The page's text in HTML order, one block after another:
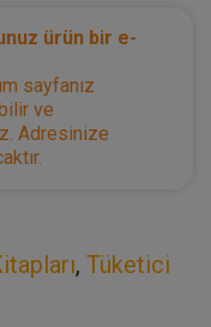
ürün bir e-
sayfanız
ve
Adresinize
, Tüketici